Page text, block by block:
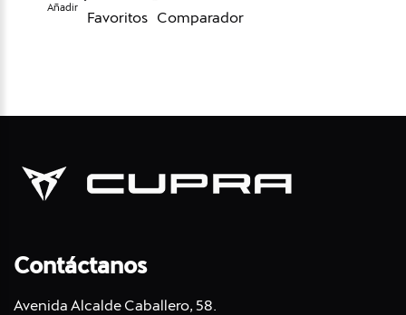
Añadir
Favoritos Comparador
Contáctanos
Avenida Alcalde Caballero, 58.